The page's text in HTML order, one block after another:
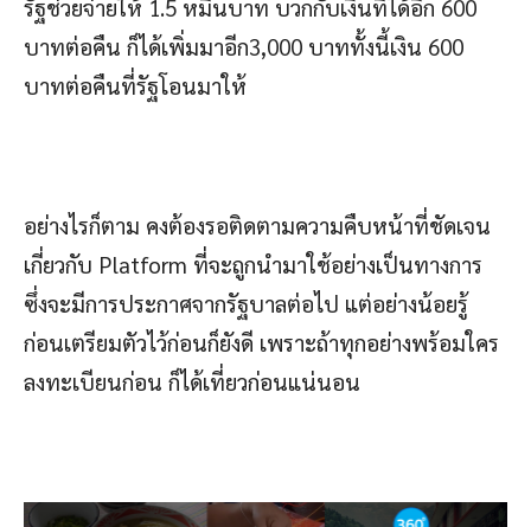
รัฐช่วยจ่ายให้ 1.5 หมื่นบาท บวกกับเงินที่ได้อีก 600
บาทต่อคืน ก็ได้เพิ่มมาอีก3,000 บาททั้งนี้เงิน 600
บาทต่อคืนที่รัฐโอนมาให้
อย่างไรก็ตาม คงต้องรอติดตามความคืบหน้าที่ชัดเจน
เกี่ยวกับ Platform ที่จะถูกนำมาใช้อย่างเป็นทางการ
ซึ่งจะมีการประกาศจากรัฐบาลต่อไป แต่อย่างน้อยรู้
ก่อนเตรียมตัวไว้ก่อนก็ยังดี เพราะถ้าทุกอย่างพร้อมใคร
ลงทะเบียนก่อน ก็ได้เที่ยวก่อนแน่นอน